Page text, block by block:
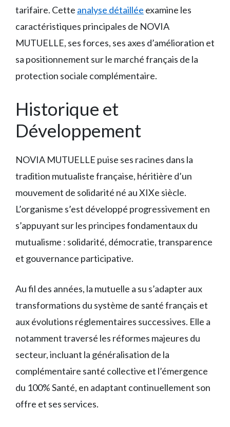
tarifaire. Cette analyse détaillée examine les
caractéristiques principales de NOVIA
MUTUELLE, ses forces, ses axes d’amélioration et
sa positionnement sur le marché français de la
protection sociale complémentaire.
Historique et
Développement
NOVIA MUTUELLE puise ses racines dans la
tradition mutualiste française, héritière d’un
mouvement de solidarité né au XIXe siècle.
L’organisme s’est développé progressivement en
s’appuyant sur les principes fondamentaux du
mutualisme : solidarité, démocratie, transparence
et gouvernance participative.
Au fil des années, la mutuelle a su s’adapter aux
transformations du système de santé français et
aux évolutions réglementaires successives. Elle a
notamment traversé les réformes majeures du
secteur, incluant la généralisation de la
complémentaire santé collective et l’émergence
du 100% Santé, en adaptant continuellement son
offre et ses services.